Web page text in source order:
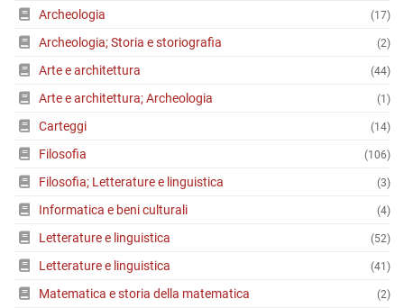
Archeologia (17)
Archeologia; Storia e storiografia (2)
Arte e architettura (44)
Arte e architettura; Archeologia (1)
Carteggi (14)
Filosofia (106)
Filosofia; Letterature e linguistica (3)
Informatica e beni culturali (4)
Letterature e linguistica (52)
Letterature e linguistica (41)
Matematica e storia della matematica (2)